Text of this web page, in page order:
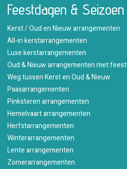
Feestdagen & Seizoen
Kerst / Oud en Nieuw arrangementen
All-in kerstarrangementen
Luxe kerstarrangementen
Oud & Nieuw arrangementen met feest
Weg tussen Kerst en Oud & Nieuw
Paasarrangementen
Pinksteren arrangementen
Hemelvaart arrangementen
Herfstarrangementen
Winterarrangementen
Lente arrangementen
Zomerarrangementen